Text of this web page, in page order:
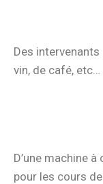
Des
vin, de café, etc…
D’une machine
pour les cours